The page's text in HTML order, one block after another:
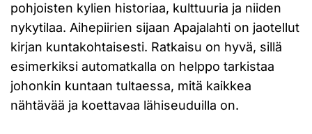
pohjoisten kylien historiaa, kulttuuria ja niiden
nykytilaa. Aihepiirien sijaan Apajalahti on jaotellut
kirjan kuntakohtaisesti. Ratkaisu on hyvä, sillä
esimerkiksi automatkalla on helppo tarkistaa
johonkin kuntaan tultaessa, mitä kaikkea
nähtävää ja koettavaa lähiseuduilla on.